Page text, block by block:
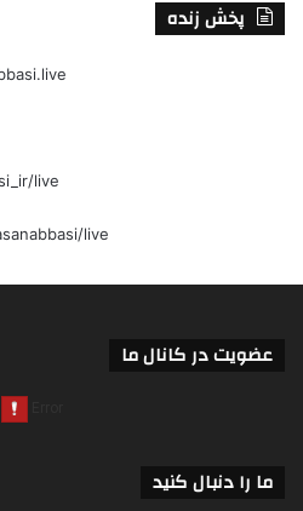
پخش زنده
live
live
عضویت در کانال ما
ما را دنبال کنید